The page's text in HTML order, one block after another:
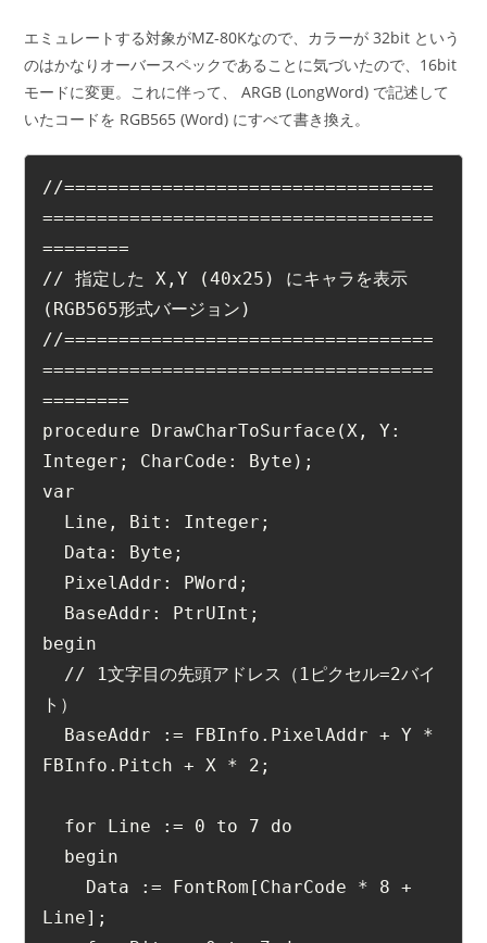
エミュレートする対象がMZ-80Kなので、カラーが 32bit という
のはかなりオーバースペックであることに気づいたので、16bit
モードに変更。これに伴って、 ARGB (LongWord) で記述して
いたコードを RGB565 (Word) にすべて書き換え。
//==================================
====================================
========
// 指定した X,Y (40x25) にキャラを表示
(RGB565形式バージョン)
//==================================
====================================
========
procedure DrawCharToSurface(X, Y:
Integer; CharCode: Byte);
var
  Line, Bit: Integer;
  Data: Byte;
  PixelAddr: PWord;
  BaseAddr: PtrUInt;
begin
ト）
FBInfo.Pitch + X * 2;
  for Line := 0 to 7 do
  begin
Line];